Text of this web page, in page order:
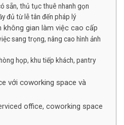
sẵn, thủ tục thuê nhanh gọn
đủ từ lễ tân đến pháp lý
không gian làm việc cao cấp
sang trọng, nâng cao hình ảnh
họp, khu tiếp khách, pantry
với coworking space và
office, coworking space